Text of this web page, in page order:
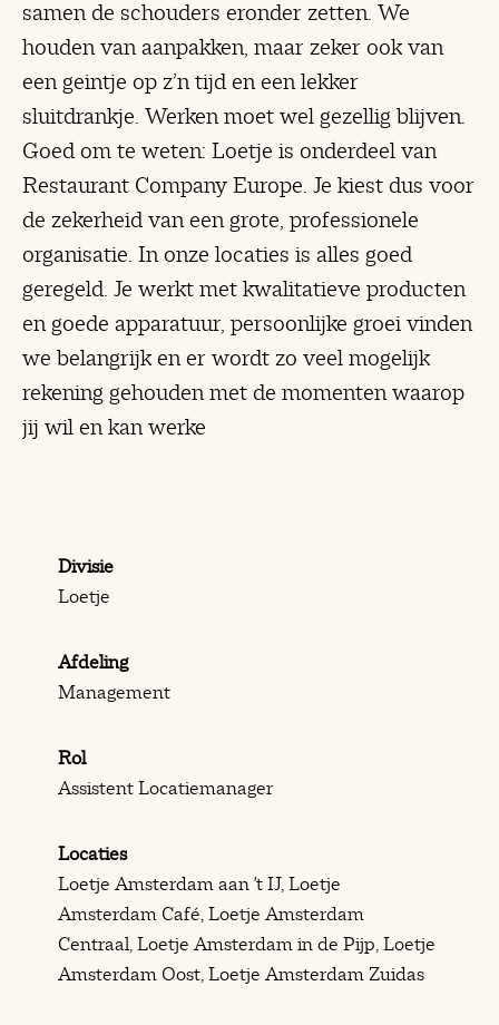
samen de schouders eronder zetten. We
houden van aanpakken, maar zeker ook van
een geintje op z’n tijd en een lekker
sluitdrankje. Werken moet wel gezellig blijven.
Goed om te weten: Loetje is onderdeel van
Restaurant Company Europe. Je kiest dus voor
de zekerheid van een grote, professionele
organisatie. In onze locaties is alles goed
geregeld. Je werkt met kwalitatieve producten
en goede apparatuur, persoonlijke groei vinden
we belangrijk en er wordt zo veel mogelijk
rekening gehouden met de momenten waarop
jij wil en kan werke
Divisie
Loetje
Afdeling
Management
Rol
Assistent Locatiemanager
Locaties
Loetje Amsterdam aan 't IJ, Loetje
Amsterdam Café, Loetje Amsterdam
Centraal, Loetje Amsterdam in de Pijp, Loetje
Amsterdam Oost, Loetje Amsterdam Zuidas